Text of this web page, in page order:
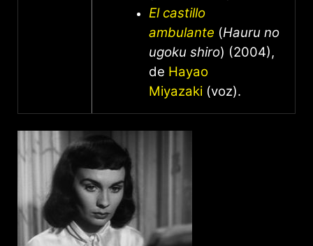
El castillo
ambulante (Hauru no
ugoku shiro) (2004),
de Hayao
Miyazaki (voz).